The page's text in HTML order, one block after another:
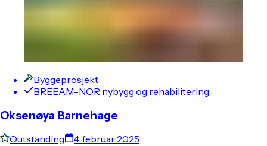
Byggeprosjekt
BREEAM-NOR nybygg og rehabilitering
Oksenøya Barnehage
Outstanding 4. februar 2025